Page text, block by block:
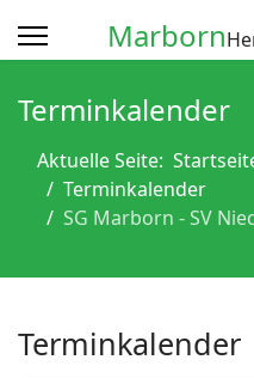
Marborn
Terminkalender
Aktuelle Seite:
Terminkalender
SG Marborn - SV
Terminkalender